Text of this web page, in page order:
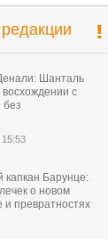
Шанталь
восхождении с
капкан Барунце:
о новом
превратностях